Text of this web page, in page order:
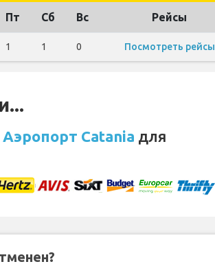
Пт Сб Вс Рейсы
1 1 0 Посмотреть рейсы
Catania для